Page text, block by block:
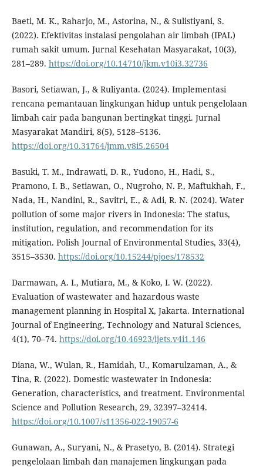
Baeti, M. K., Raharjo, M., Astorina, N., & Sulistiyani, S.
(2022). Efektivitas instalasi pengolahan air limbah (IPAL)
rumah sakit umum. Jurnal Kesehatan Masyarakat, 10(3),
281–289. https://doi.org/10.14710/jkm.v10i3.32736
Basori, Setiawan, J., & Ruliyanta. (2024). Implementasi
rencana pemantauan lingkungan hidup untuk pengelolaan
limbah cair pada bangunan bertingkat tinggi. Jurnal
Masyarakat Mandiri, 8(5), 5128–5136.
https://doi.org/10.31764/jmm.v8i5.26504
Basuki, T. M., Indrawati, D. R., Yudono, H., Hadi, S.,
Pramono, I. B., Setiawan, O., Nugroho, N. P., Maftukhah, F.,
Nada, H., Nandini, R., Savitri, E., & Adi, R. N. (2024). Water
pollution of some major rivers in Indonesia: The status,
institution, regulation, and recommendation for its
mitigation. Polish Journal of Environmental Studies, 33(4),
3515–3530. https://doi.org/10.15244/pjoes/178532
Darmawan, A. I., Mutiara, M., & Koko, I. W. (2022).
Evaluation of wastewater and hazardous waste
management planning in Hospital X, Jakarta. International
Journal of Engineering, Technology and Natural Sciences,
4(1), 70–74. https://doi.org/10.46923/ijets.v4i1.146
Diana, W., Wulan, R., Hamidah, U., Komarulzaman, A., &
Tina, R. (2022). Domestic wastewater in Indonesia:
Generation, characteristics, and treatment. Environmental
Science and Pollution Research, 29, 32397–32414.
https://doi.org/10.1007/s11356-022-19057-6
Gunawan, A., Suryani, N., & Prasetyo, B. (2014). Strategi
pengelolaan limbah dan manajemen lingkungan pada